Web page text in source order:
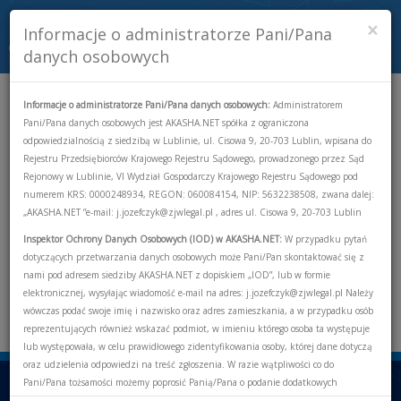
Toggle
Internet światłowodowy
Internet światłowodowy
Internet radiowy
Telewizja
Telefon
Pakiet 3w1
Pakiet 2w1
BUDYNKI WIELORODZINNE
×
Informacje o administratorze Pani/Pana
danych osobowych
Informacje o administratorze Pani/Pana danych osobowych: Administratorem
Pani/Pana danych osobowych jest AKASHA.NET spółka z ograniczona
odpowiedzialnością z siedzibą w Lublinie, ul. Cisowa 9, 20-703 Lublin, wpisana do
Rejestru Przedsiębiorców Krajowego Rejestru Sądowego, prowadzonego przez Sąd
Rejonowy w Lublinie, VI Wydział Gospodarczy Krajowego Rejestru Sądowego pod
numerem KRS: 0000248934, REGON: 060084154, NIP: 5632238508, zwana dalej:
„AKASHA.NET ”e-mail: j.jozefczyk@zjwlegal.pl , adres ul. Cisowa 9, 20-703 Lublin
Inspektor Ochrony Danych Osobowych (IOD) w AKASHA.NET: W przypadku pytań
dotyczących przetwarzania danych osobowych może Pani/Pan skontaktować się z
nami pod adresem siedziby AKASHA.NET z dopiskiem „IOD”, lub w formie
elektronicznej, wysyłając wiadomość e-mail na adres: j.jozefczyk@zjwlegal.pl Należy
wówczas podać swoje imię i nazwisko oraz adres zamieszkania, a w przypadku osób
reprezentujących również wskazać podmiot, w imieniu którego osoba ta występuje
lub występowała, w celu prawidłowego zidentyfikowania osoby, której dane dotyczą
oraz udzielenia odpowiedzi na treść zgłoszenia. W razie wątpliwości co do
Pani/Pana tożsamości możemy poprosić Panią/Pana o podanie dodatkowych